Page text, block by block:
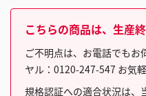
こちらの商品は、生産
ご不明点は、お電話でもお
ヤル：0120-247-547 お気
規格認証への適合状況は、